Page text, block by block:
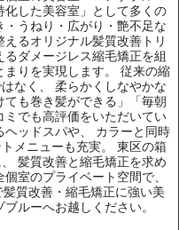
した美容室」として多くの
うねり・広がり・艶不足な
るオリジナル髪質改善トリ
ダメージレス縮毛矯正を組
りを実現します。 従来の縮
なく、 柔らかくしなやかな
も巻き髪ができる」「毎朝
でも高評価をいただいてい
ヘッドスパや、 カラーと同時
メニューも充実。 東区の箱
髪質改善と縮毛矯正を求め
室のプライベート空間で、
質改善・縮毛矯正に強い美
ルーへお越しください。